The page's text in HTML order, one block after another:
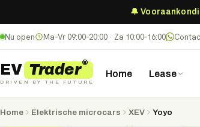
🔔
Nu open Ma–Vr 09:00–20:00 · Za 10:00–16:00
EV Trader®
DRIVEN BY THE FUTURE
Home Lease
Home Elektrische microcars XEV Yoyo